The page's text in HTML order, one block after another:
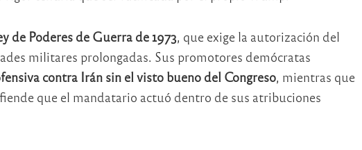
de Poderes de Guerra de 1973, que exige la autorización del
militares prolongadas. Sus promotores demócratas
contra Irán sin el visto bueno del Congreso, mientras que
que el mandatario actuó dentro de sus atribuciones